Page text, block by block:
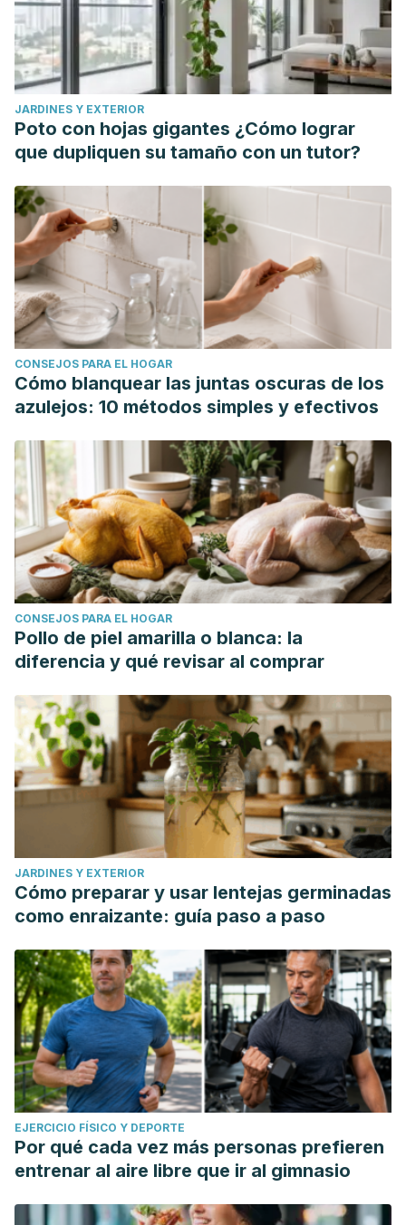
JARDINES Y EXTERIOR
Poto con hojas gigantes ¿Cómo lograr
que dupliquen su tamaño con un tutor?
CONSEJOS PARA EL HOGAR
Cómo blanquear las juntas oscuras de los
azulejos: 10 métodos simples y efectivos
CONSEJOS PARA EL HOGAR
Pollo de piel amarilla o blanca: la
diferencia y qué revisar al comprar
JARDINES Y EXTERIOR
Cómo preparar y usar lentejas germinadas
como enraizante: guía paso a paso
EJERCICIO FÍSICO Y DEPORTE
Por qué cada vez más personas prefieren
entrenar al aire libre que ir al gimnasio